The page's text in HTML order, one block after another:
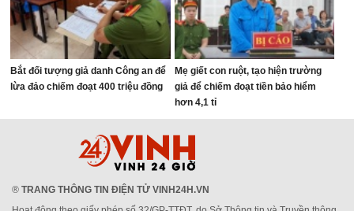
Bắt đối tượng giả danh Công an để
lừa đảo chiếm đoạt 400 triệu đồng
Mẹ giết con ruột, tạo hiện trường
giả để chiếm đoạt tiền bảo hiểm
hơn 4,1 tỉ
® TRANG THÔNG TIN ĐIỆN TỬ VINH24H.VN